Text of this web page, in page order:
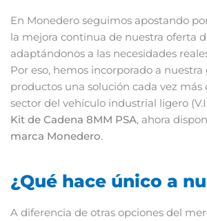
En Monedero seguimos apostando
la mejora continua de nuestra oferta
adaptándonos a las necesidades
Por eso, hemos incorporado a nuestra
productos una solución cada vez más
sector del vehículo industrial ligero (V.I.
Kit de Cadena 8MM PSA, ahora
marca Monedero.
¿Qué hace único a
A diferencia de otras opciones del